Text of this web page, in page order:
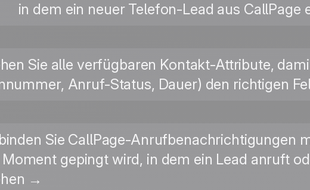
in dem ein neuer Telefon-Lead aus
Sie alle verfügbaren Kontakt-Attribute,
Anruf-Status, Dauer) den richtigen
Sie CallPage-Anrufbenachrichtigungen
gepingt wird, in dem ein Lead anruft
→